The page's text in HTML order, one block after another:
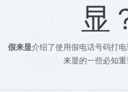
显
假来显介绍了使用假电话号码打
来显的一些必知